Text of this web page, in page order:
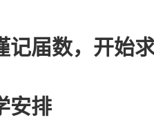
届数，开始
排